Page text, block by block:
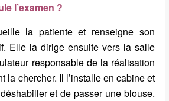
l’examen ?
la patiente et renseigne son
Elle la dirige ensuite vers la salle
responsable de la réalisation
la chercher. Il l’installe en cabine et
et de passer une blouse.